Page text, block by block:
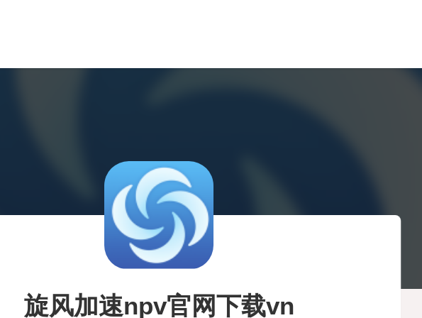
旋风加速npv官网下载vn